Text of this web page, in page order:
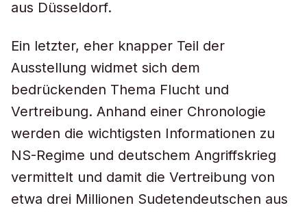
aus Düsseldorf.
Ein letzter, eher knapper Teil der
Ausstellung widmet sich dem
bedrückenden Thema Flucht und
Vertreibung. Anhand einer Chronologie
werden die wichtigsten Informationen zu
NS-Regime und deutschem Angriffskrieg
vermittelt und damit die Vertreibung von
etwa drei Millionen Sudetendeutschen aus